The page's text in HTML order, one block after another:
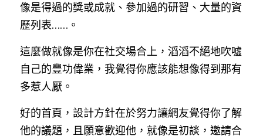
像是得過的獎或成就、參加過的研習、大量的資
歷列表……。
這麼做就像是你在社交場合上，滔滔不絕地吹噓
自己的豐功偉業，我覺得你應該能想像得到那有
多惹人厭。
好的首頁，設計方針在於努力讓網友覺得你了解
他的議題，且願意歡迎他，就像是初談，邀請合